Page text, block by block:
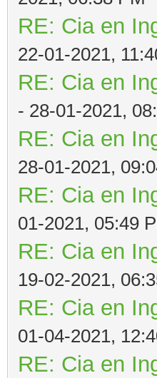
RE: Cia en
22-01-2021,
RE: Cia en
- 28-01-2021,
RE: Cia en
28-01-2021,
RE: Cia en
01-2021, 05:49
RE: Cia en
19-02-2021,
RE: Cia en
01-04-2021,
RE: Cia en